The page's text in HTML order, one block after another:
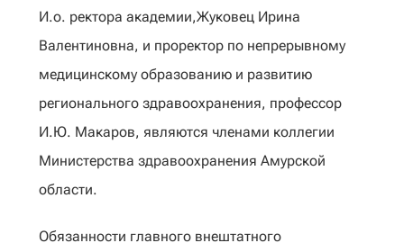
И.о. ректора академии,Жуковец Ирина
Валентиновна, и проректор по непрерывному
медицинскому образованию и развитию
регионального здравоохранения, профессор
И.Ю. Макаров, являются членами коллегии
Министерства здравоохранения Амурской
области.
Обязанности главного внештатного